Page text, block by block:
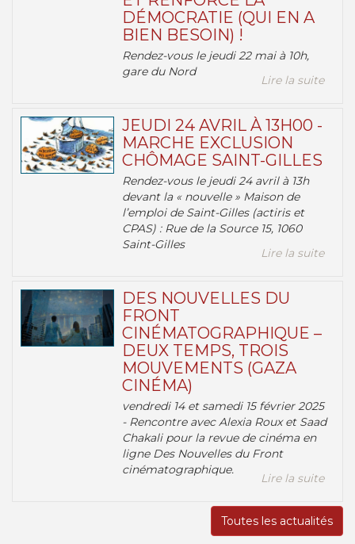
DÉMOCRATIE (QUI EN A
BIEN BESOIN) !
Rendez-vous le jeudi 22 mai à 10h,
gare du Nord
Lire la suite
JEUDI 24 AVRIL À 13H00 -
MARCHE EXCLUSION
CHÔMAGE SAINT-GILLES
Rendez-vous le jeudi 24 avril à 13h
devant la « nouvelle » Maison de
l’emploi de Saint-Gilles (actiris et
CPAS) : Rue de la Source 15, 1060
Saint-Gilles
Lire la suite
DES NOUVELLES DU
FRONT
CINÉMATOGRAPHIQUE –
DEUX TEMPS, TROIS
MOUVEMENTS (GAZA
CINÉMA)
vendredi 14 et samedi 15 février 2025
- Rencontre avec Alexia Roux et Saad
Chakali pour la revue de cinéma en
ligne Des Nouvelles du Front
cinématographique.
Lire la suite
Toutes les actualités